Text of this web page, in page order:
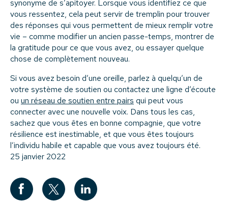
synonyme de s’apitoyer. Lorsque vous identifiez ce que
vous ressentez, cela peut servir de tremplin pour trouver
des réponses qui vous permettent de mieux remplir votre
vie – comme modifier un ancien passe-temps, montrer de
la gratitude pour ce que vous avez, ou essayer quelque
chose de complètement nouveau.
Si vous avez besoin d’une oreille, parlez à quelqu’un de
votre système de soutien ou contactez une ligne d’écoute
ou un réseau de soutien entre pairs qui peut vous
connecter avec une nouvelle voix. Dans tous les cas,
sachez que vous êtes en bonne compagnie, que votre
résilience est inestimable, et que vous êtes toujours
l’individu habile et capable que vous avez toujours été.
25 janvier 2022